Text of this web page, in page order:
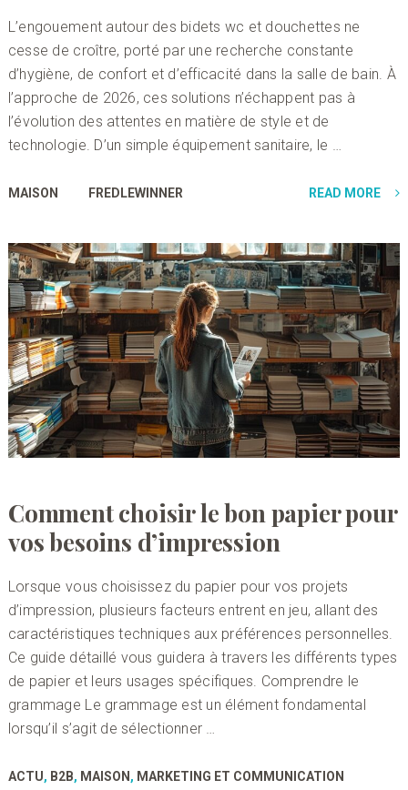
L’engouement autour des bidets wc et douchettes ne
cesse de croître, porté par une recherche constante
d’hygiène, de confort et d’efficacité dans la salle de bain. À
l’approche de 2026, ces solutions n’échappent pas à
l’évolution des attentes en matière de style et de
technologie. D’un simple équipement sanitaire, le …
MAISON FREDLEWINNER READ MORE
Comment choisir le bon papier pour
vos besoins d’impression
Lorsque vous choisissez du papier pour vos projets
d’impression, plusieurs facteurs entrent en jeu, allant des
caractéristiques techniques aux préférences personnelles.
Ce guide détaillé vous guidera à travers les différents types
de papier et leurs usages spécifiques. Comprendre le
grammage Le grammage est un élément fondamental
lorsqu’il s’agit de sélectionner …
ACTU, B2B, MAISON , MARKETING ET COMMUNICATION